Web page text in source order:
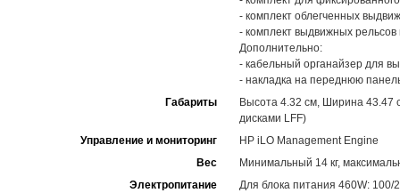
- комплект облегченных
- комплект выдвижных рельсов
Дополнительно:
- кабельный органайзер для
- накладка на переднюю
Габариты
Высота 4.32 см, Ширина 43.47
дисками LFF)
Управление и мониторинг
HP iLO Management Engine
Вес
Минимальный 14 кг,
Электропитание
Для блока питания 460W: 100/